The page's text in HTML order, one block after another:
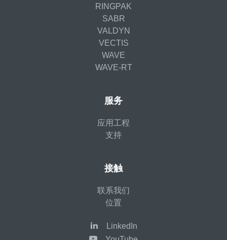
RINGPAK
SABR
VALDYN
VECTIS
WAVE
WAVE-RT
服务
应用工程
支持
接触
联系我们
位置
LinkedIn